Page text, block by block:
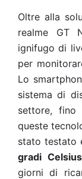
Oltre alla
realme GT
ignifugo di
per
Lo
sistema di
settore,
queste
stato testato
gradi Celsius
giorni di